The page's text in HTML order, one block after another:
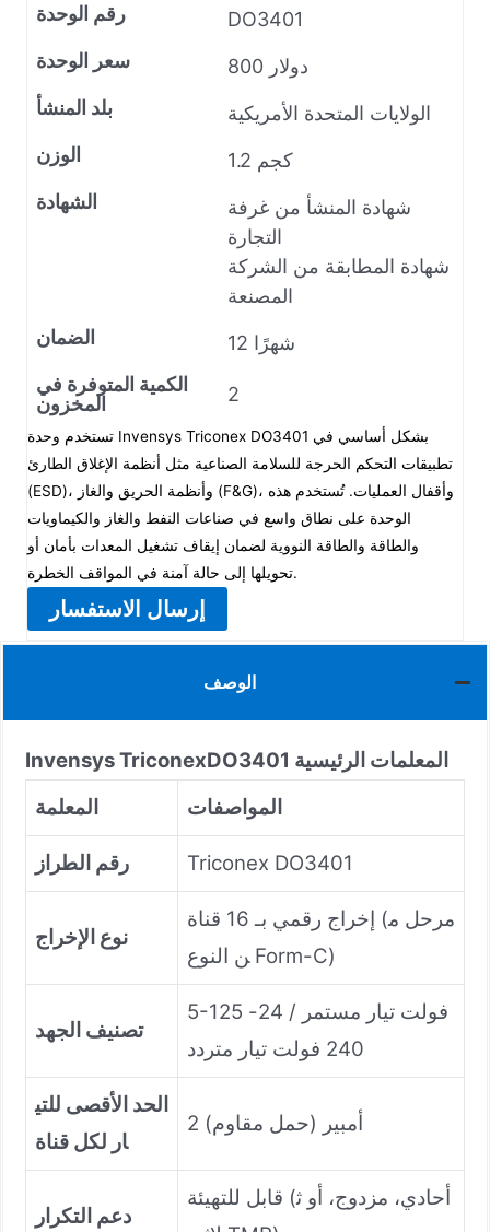
رقم الوحدة
DO3401
سعر الوحدة
800 دولار
بلد المنشأ
الولايات المتحدة الأمريكية
الوزن
1.2 كجم
الشهادة
شهادة المنشأ من غرفة
التجارة
شهادة المطابقة من الشركة
المصنعة
الضمان
12 شهرًا
الكمية المتوفرة في
المخزون
2
تستخدم وحدة Invensys Triconex DO3401 بشكل أساسي في
تطبيقات التحكم الحرجة للسلامة الصناعية مثل أنظمة الإغلاق الطارئ
(ESD)، وأنظمة الحريق والغاز (F&G)، وأقفال العمليات. تُستخدم هذه
الوحدة على نطاق واسع في صناعات النفط والغاز والكيماويات
والطاقة والطاقة النووية لضمان إيقاف تشغيل المعدات بأمان أو
تحويلها إلى حالة آمنة في المواقف الخطرة.
إرسال الاستفسار
الوصف
Invensys TriconexDO3401 المعلمات الرئيسية
المعلمة
المواصفات
رقم الطراز Triconex DO3401
نوع الإخراج
إخراج رقمي بـ 16 قناة (مرحل م
ن النوع Form-C)
تصنيف الجهد
5-125 فولت تيار مستمر / 24-
240 فولت تيار متردد
الحد الأقصى للتي
ار لكل قناة
2 أمبير (حمل مقاوم)
دعم التكرار
قابل للتهيئة (أحادي، مزدوج، أو ث